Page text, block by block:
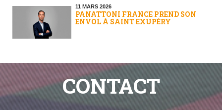
11 MARS 2026
PANATTONI FRANCE PREND SON
ENVOL À SAINT EXUPÉRY
CONTACT